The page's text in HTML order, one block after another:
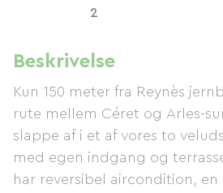
2
Beskrivelse
Kun 150 meter fra Reynès
rute mellem Céret og Arles-
slappe af i et af vores to
med egen indgang og
har reversibel aircondition, en